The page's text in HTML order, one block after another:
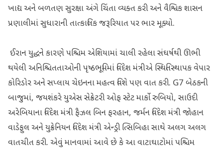
ખાદ્ય અને બળતણ સુરક્ષા અંગે ચિંતા વ્યક્ત કરી અને વૈશ્વિક શાસન
પ્રણાલીમાં સુધારાની તાત્કાલિક જરૂરિયાત પર ભાર મૂક્યો.
ઈરાન યુદ્ધને કારણે પશ્ચિમ એશિયામાં ચાલી રહેલા સંઘર્ષથી ઊભી
થયેલી અનિશ્ચિતતાઓની પૃષ્ઠભૂમિમાં વિદેશ મંત્રીએ સ્થિતિસ્થાપક વેપાર
કોરિડોર અને સપ્લાય ચેઇનના મહત્વ વિશે પણ વાત કરી. G7 બેઠકની
બાજુમાં, જયશંકરે યુએસ સેક્રેટરી ઓફ સ્ટેટ માર્કો રુબિયો, સાઉદી
અરેબિયાના વિદેશ મંત્રી ફૈઝલ બિન ફરહાન, જર્મન વિદેશ મંત્રી જોહાન
વાડેફુલ અને યુક્રેનિયન વિદેશ મંત્રી એન્ડ્રી ત્સિબિહા સાથે અલગ અલગ
વાતચીત કરી. એવું માનવામાં આવે છે કે આ વાટાઘાટોમાં પશ્ચિમ